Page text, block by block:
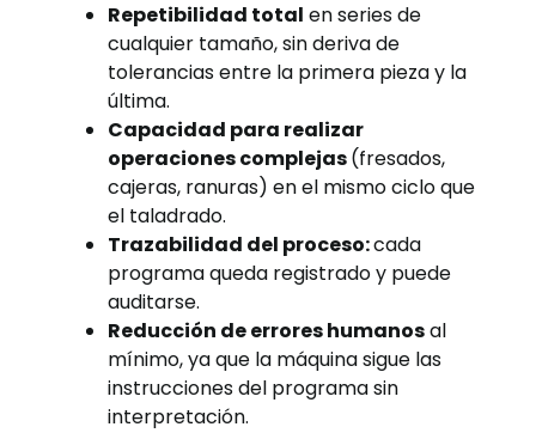
Repetibilidad total en series de
cualquier tamaño, sin deriva de
tolerancias entre la primera pieza y la
última.
Capacidad para realizar
operaciones complejas(fresados,
cajeras, ranuras) en el mismo ciclo que
el taladrado.
Trazabilidad del proceso:cada
programa queda registrado y puede
auditarse.
Reducción de errores humanosal
mínimo, ya que la máquina sigue las
instrucciones del programa sin
interpretación.